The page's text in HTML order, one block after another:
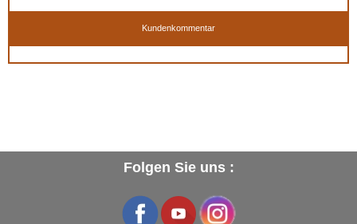
Kundenkommentar
Folgen Sie uns :